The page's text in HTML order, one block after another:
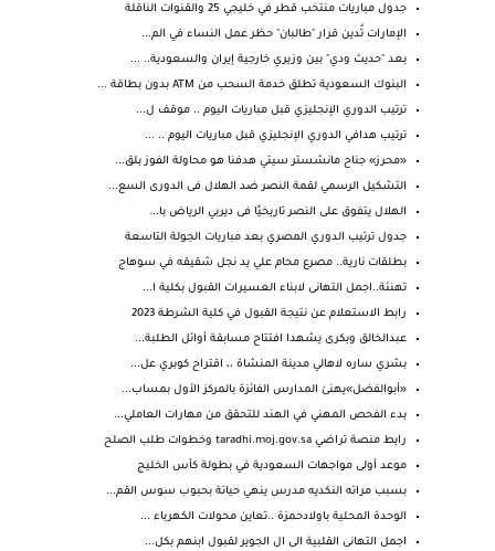
جدول مباريات منتخب قطر في خليجي 25 والقنوات الناقلة
الإمارات تُدين قرار "طالبان" حظر عمل النساء في الم...
بعد "حديث ودي" بين وزيري خارجية إيران والسعودية.. ...
البنوك السعودية تطلق خدمة السحب من ATM بدون بطاقة ...
ترتيب الدوري الإنجليزي قبل مباريات اليوم .. موقف ل...
ترتيب هدافي الدوري الإنجليزي قبل مباريات اليوم .. ...
«محرز» جناح مانشستر سيتي هدفنا هو محاولة الفوز بلق...
التشكيل الرسمي لقمة النصر ضد الهلال فى الدورى السع...
الهلال يتفوق على النصر تاريخيًا فى ديربي الرياض با...
جدول ترتيب الدوري المصري بعد مباريات الجولة التاسعة
بطلقات نارية.. مصرع محام علي يد نجل شقيقه في سوهاج
تهنئة..اجمل التهانى لابناء العسيرات القبول بكلية ا...
رابط الاستعلام عن نتيجة القبول في كلية الشرطة 2023
عبدالخالق وبكرى يشهدا افتتاح مسابقة أوائل الطلبة...
بشري ساره لاهالي مدينة المنشاة ،، اقتراح كوبري عل...
«أبوالفضل»يهنئ المدارس الفائزة بالمركز الأول بمساب...
بدء الفحص المهني في الهند للتحقق من مهارات العاملي...
رابط منصة تراضي taradhi.moj.gov.sa‎ وخطوات طلب الصلح
موعد أولى مواجهات السعودية في بطولة كأس الخليج
بسبب مراته النكديه مدرس ينهي حياتة بحبوب سوس القم...
الوحدة المحلية باولادحمزة ..تعاين محولات الكهرباء ...
اجمل التهانى القلبية الى ال الجوير لقبول ابنهم بكل...